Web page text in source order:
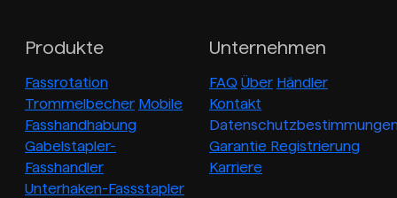
Produkte
Fassrotation
Trommelbecher Mobile
Fasshandhabung
Gabelstapler-
Fasshandler
Unterhaken-Fassstapler
Unternehmen
FAQ Über Händler
Kontakt
Garantie Registrierung
Karriere